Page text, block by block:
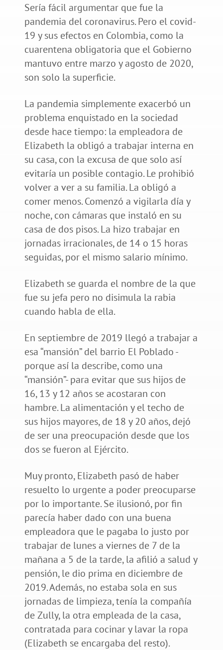
Sería fácil argumentar que fue la
pandemia del coronavirus. Pero el covid-
19 y sus efectos en Colombia, como la
cuarentena obligatoria que el Gobierno
mantuvo entre marzo y agosto de 2020,
son solo la superficie.
La pandemia simplemente exacerbó un
problema enquistado en la sociedad
desde hace tiempo: la empleadora de
Elizabeth la obligó a trabajar interna en
su casa, con la excusa de que solo así
evitaría un posible contagio. Le prohibió
volver a ver a su familia. La obligó a
comer menos. Comenzó a vigilarla día y
noche, con cámaras que instaló en su
casa de dos pisos. La hizo trabajar en
jornadas irracionales, de 14 o 15 horas
seguidas, por el mismo salario mínimo.
Elizabeth se guarda el nombre de la que
fue su jefa pero no disimula la rabia
cuando habla de ella.
En septiembre de 2019 llegó a trabajar a
esa “mansión” del barrio El Poblado -
porque así la describe, como una
“mansión”- para evitar que sus hijos de
16, 13 y 12 años se acostaran con
hambre. La alimentación y el techo de
sus hijos mayores, de 18 y 20 años, dejó
de ser una preocupación desde que los
dos se fueron al Ejército.
Muy pronto, Elizabeth pasó de haber
resuelto lo urgente a poder preocuparse
por lo importante. Se ilusionó, por fin
parecía haber dado con una buena
empleadora que le pagaba lo justo por
trabajar de lunes a viernes de 7 de la
mañana a 5 de la tarde, la afilió a salud y
pensión, le dio prima en diciembre de
2019. Además, no estaba sola en sus
jornadas de limpieza, tenía la compañía
de Zully, la otra empleada de la casa,
contratada para cocinar y lavar la ropa
(Elizabeth se encargaba del resto).